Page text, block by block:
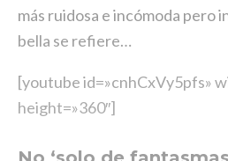
más ruidosa e incómoda pero
bella se refiere…
[youtube id=»cnhCxVy5pfs»
height=»360″]